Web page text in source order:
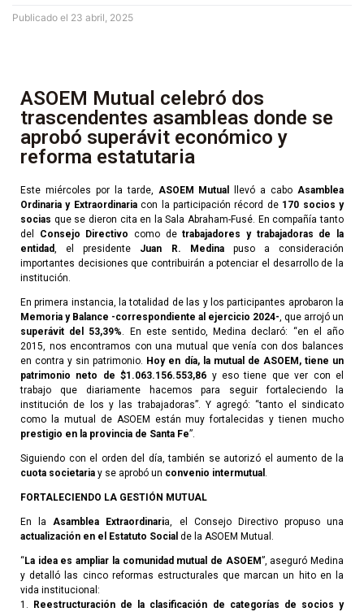
Publicado el 23 abril, 2025
ASOEM Mutual celebró dos
trascendentes asambleas donde se
aprobó superávit económico y
reforma estatutaria
Este miércoles por la tarde, ASOEM Mutual llevó a cabo Asamblea
Ordinaria y Extraordinariacon la participación récord de 170 socios y
socias que se dieron cita en la Sala Abraham-Fusé. En compañía tanto
del Consejo Directivo como detrabajadores y trabajadoras de la
entidad
, el presidente Juan R. Medinapuso a consideración
importantes decisiones que contribuirán a potenciar el desarrollo de la
institución.
En primera instancia, la totalidad de las y los participantes aprobaron la
Memoria y Balance -correspondiente al ejercicio 2024- , que arrojó un
superávit del 53,39%
. En este sentido, Medina declaró: “en el año
2015, nos encontramos con una mutual que venía con dos balances
en contra y sin patrimonio. Hoy en día, la mutual de ASOEM, tiene un
patrimonio neto de $1.063.156.553,86 y eso tiene que ver con el
trabajo que diariamente hacemos para seguir fortaleciendo la
institución de los y las trabajadoras”. Y agregó: “tanto el sindicato
como la mutual de ASOEM están muy fortalecidas y tienen mucho
prestigio en la provincia de Santa Fe”.
Siguiendo con el orden del día, también se autorizó el aumento de la
cuota societaria y se aprobó un convenio intermutual
FORTALECIENDO LA GESTIÓN MUTUAL
En la Asamblea Extraordinaria, el Consejo Directivo propuso una
actualización en el Estatuto Social de la ASOEM Mutual.
“La idea es ampliar la comunidad mutual de ASOEM”, aseguró Medina
y detalló las cinco reformas estructurales que marcan un hito en la
vida institucional:
1. Reestructuración de la clasificación de categorías de socios y